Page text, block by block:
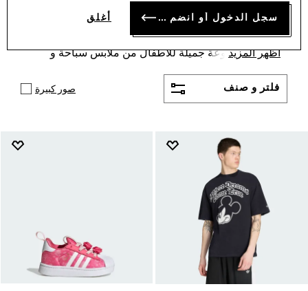
سجل الدخول أو انضم الآن أغلق
عتبر ملابس ديزني للأطفال طريقة ممتعة للسماح
للأطفال بالتعبير عن حبهم لشخصياتهم المفضلة.تقدم
أديداس مجموعة جميلة للأطفال من ملابس سباحة و
أظهر المزيد
فلتر و صنف صور كبيرة